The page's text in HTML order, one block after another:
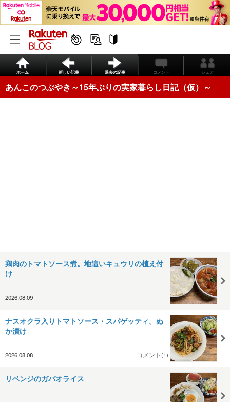
ホーム 新しい記事 過去の記事 コメント シェア
あんこのつぶやき～15年ぶりの実家暮らし日記（仮）～
鶏肉のトマトソース煮。地這いキュウリの植え付
け
2026.08.09
ナスオクラ入りトマトソース・スパゲッティ。ぬ
か漬け
2026.08.08 コメント(1)
リベンジのガパオライス